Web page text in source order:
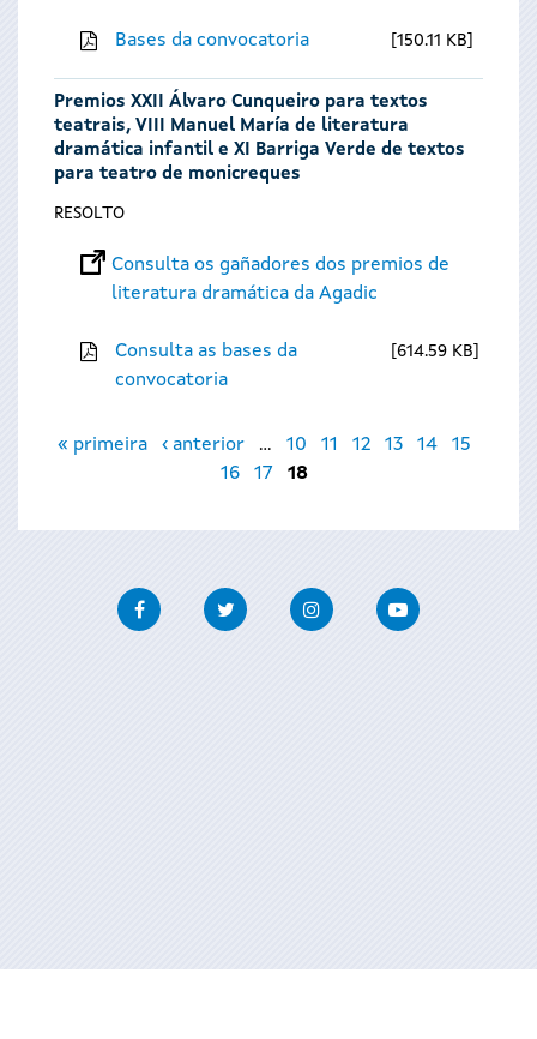
Bases da convocatoria 150.11 KB
Premios XXII Álvaro Cunqueiro para textos
teatrais, VIII Manuel María de literatura
dramática infantil e XI Barriga Verde de textos
para teatro de monicreques
RESOLTO
Consulta os gañadores dos premios de
literatura dramática da Agadic
Consulta as bases da
convocatoria
614.59 KB
Páxinas
« primeira ‹ anterior … 10 11 12 13 14
15
16
17 18
FacebookTwitter InstagramYoutube